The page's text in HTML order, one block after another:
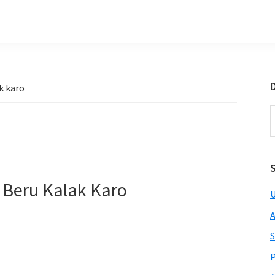
karo
Kalak Karo